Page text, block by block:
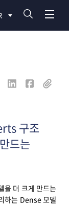
구조
드는
을 더 크게 만드는
하는 Dense 모델